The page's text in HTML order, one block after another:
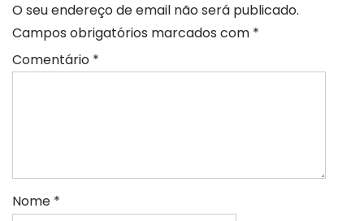
O seu endereço de email não será publicado.
Campos obrigatórios marcados com *
Comentário *
Nome *